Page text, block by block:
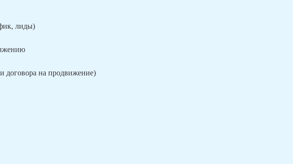
лиды)
договора на продвижение)